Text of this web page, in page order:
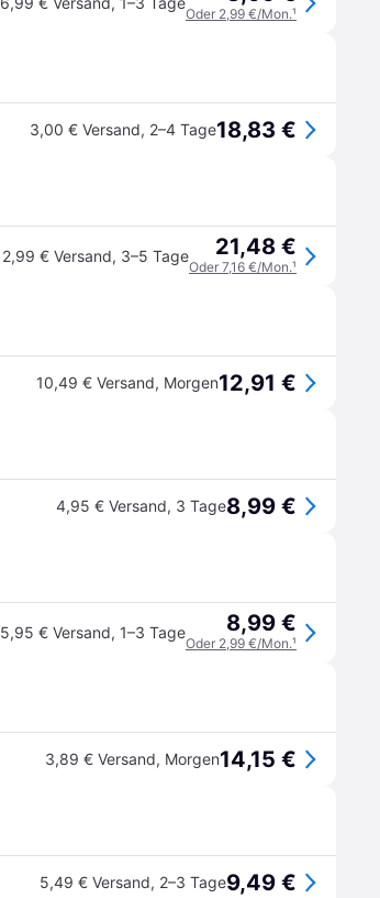
Oder 2,99 €/Mon.¹
3,00 € Versand, 2–4 Tage18,83 €
2,99 € Versand, 3–5 Tage 21,48 €
Oder 7,16 €/Mon.¹
10,49 € Versand, Morgen12,91 €
4,95 € Versand, 3 Tage8,99 €
5,95 € Versand, 1–3 Tage 8,99 €
Oder 2,99 €/Mon.¹
3,89 € Versand, Morgen14,15 €
5,49 € Versand, 2–3 Tage9,49 €